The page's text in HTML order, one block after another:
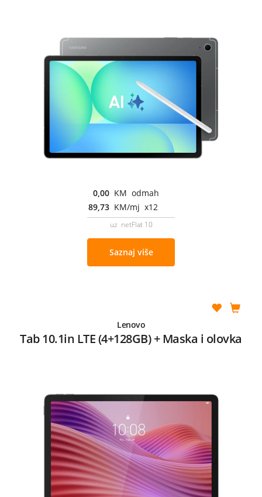
0,00 KM odmah
89,73 KM/mj x12
uz netFlat 10
Saznaj više
Lenovo
Tab 10.1in LTE (4+128GB) + Maska i olovka